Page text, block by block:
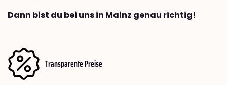
Dann bist du bei uns in Mainz genau richtig!
Transparente Preise